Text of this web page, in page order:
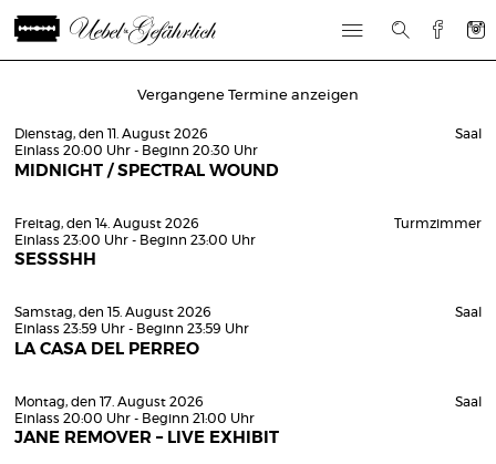
Vergangene Termine anzeigen
Dienstag, den 11. August 2026
Einlass 20:00 Uhr - Beginn 20:30 Uhr
MIDNIGHT / SPECTRAL WOUND
Saal
Freitag, den 14. August 2026
Einlass 23:00 Uhr - Beginn 23:00 Uhr
SESSSHH
Turmzimmer
Samstag, den 15. August 2026
Einlass 23:59 Uhr - Beginn 23:59 Uhr
LA CASA DEL PERREO
Saal
Montag, den 17. August 2026
Einlass 20:00 Uhr - Beginn 21:00 Uhr
JANE REMOVER – LIVE EXHIBIT
Saal